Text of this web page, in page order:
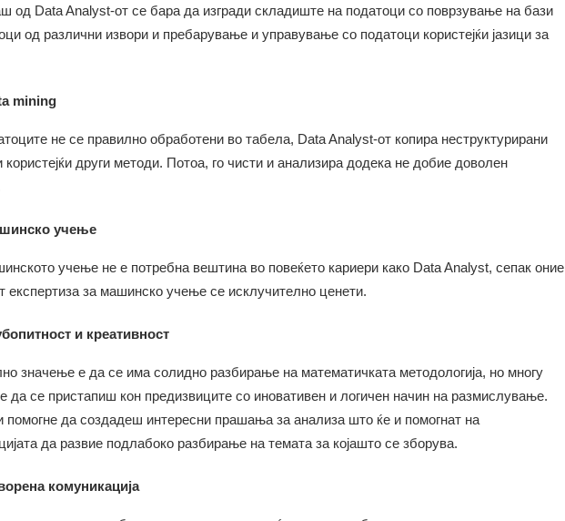
од Data Analyst-от се бара да изгради складиште на податоци со поврзување на бази
од различни извори и пребарување и управување со податоци користејќи јазици за
mining
не се правилно обработени во табела, Data Analyst-от копира неструктурирани
користејќи други методи. Потоа, го чисти и анализира додека не добие доволен
учење
учење не е потребна вештина во повеќето кариери како Data Analyst, сепак оние
експертиза за машинско учење се исклучително ценети.
и креативност
значење е да се има солидно разбирање на математичката методологија, но многу
да се пристапиш кон предизвиците со иновативен и логичен начин на размислување.
помогне да создадеш интересни прашања за анализа што ќе и помогнат на
да развие подлабоко разбирање на темата за којашто се зборува.
комуникација